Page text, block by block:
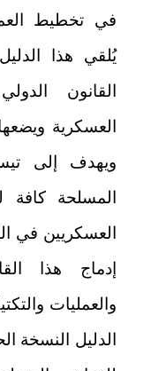
في تخطيط
يُلقي هذا
القانون
العسكرية
ويهدف إلى
المسلحة كافة
العسكريين في
إدماج هذا
والعمليات
الدليل النسخة